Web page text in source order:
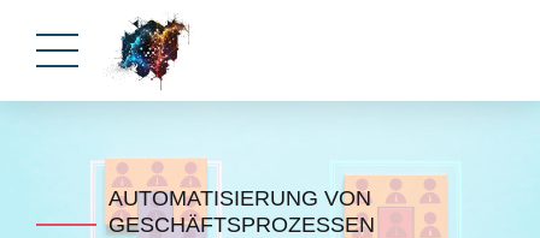
AUTOMATISIERUNG VON
GESCHÄFTSPROZESSEN